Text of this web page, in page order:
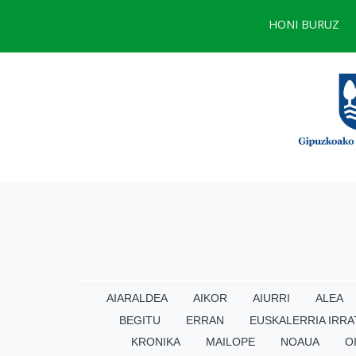
HONI BURUZ
AIARALDEA AIKOR AIURRI ALEA
BEGITU
ERRAN EUSKALERRIA
KRONIKA
MAILOPE NOAUA